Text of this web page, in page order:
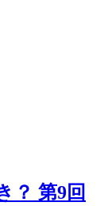
？ 第9回